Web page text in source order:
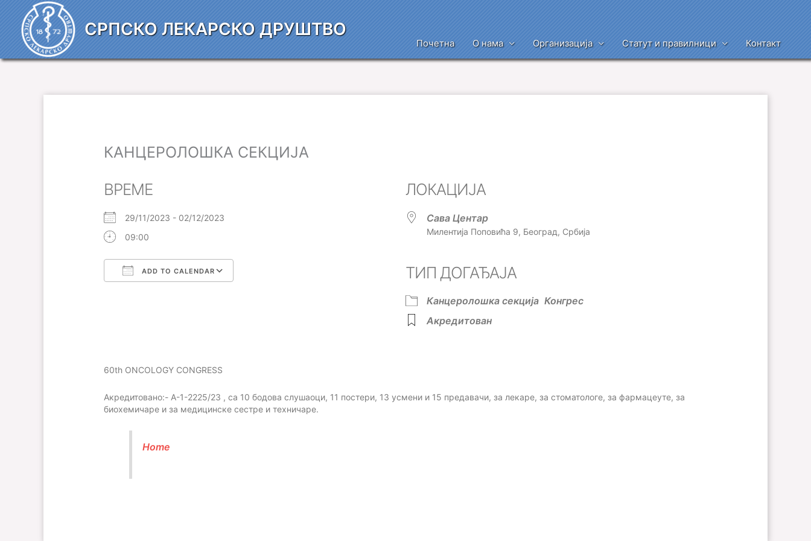
садржај
СРПСКО ЛЕКАРСКО ДРУШТВО
Почетна О нама Организација Статут и правилници Контакт
КАНЦЕРОЛОШКА СЕКЦИЈА
ВРЕМЕ
29/11/2023 - 02/12/2023
09:00
ADD TO CALENDAR
ЛОКАЦИЈА
Сава Центар
Милентија Поповића 9, Београд, Србија
ТИП ДОГАЂАЈА
Канцеролошка секција Конгрес
Акредитован
60th ONCOLOGY CONGRESS
Акредитовано:- А-1-2225/23 , са 10 бодова слушаоци, 11 постери, 13 усмени и 15 предавачи, за лекаре, за стоматологе, за фармацеуте, за
биохемичаре и за медицинске сестре и техничаре.
Home